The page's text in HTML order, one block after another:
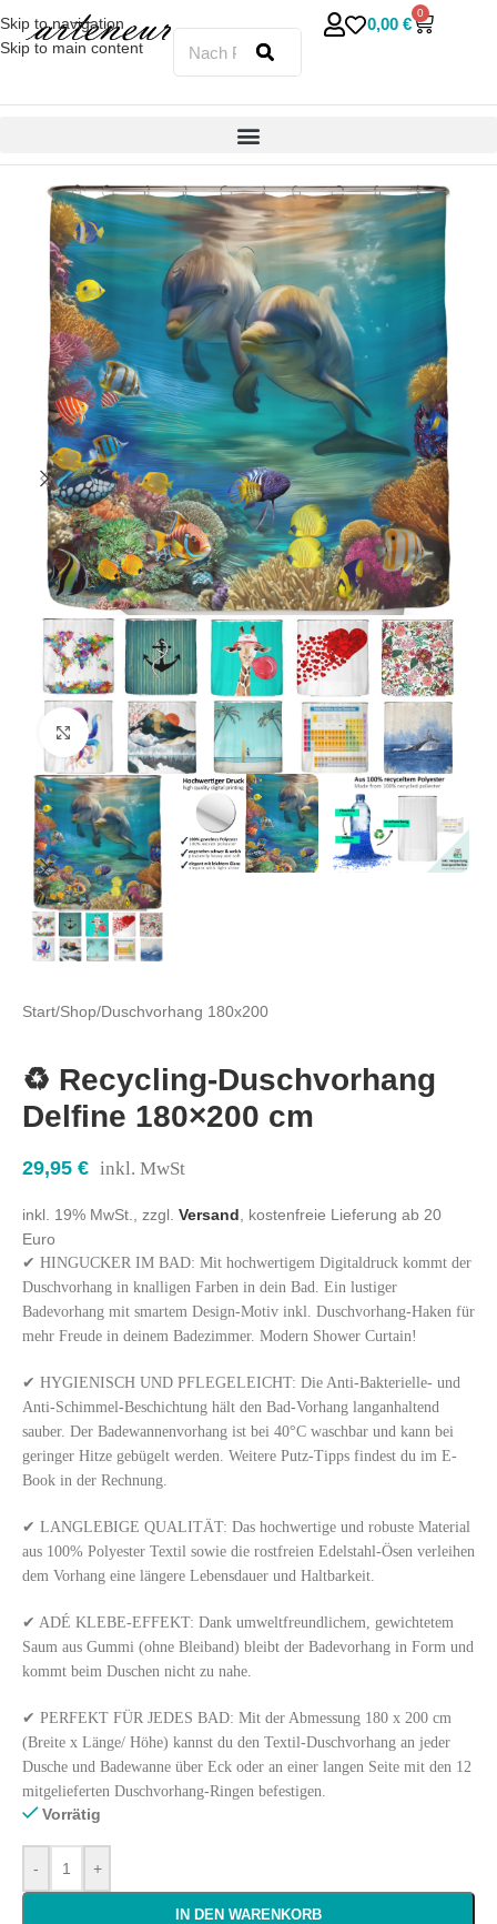
Skip to navigation
Skip to main content
0,00 €
0
Click to enlarge
Start/Shop/Duschvorhang 180x200
♻️ Recycling-Duschvorhang
Delfine 180×200 cm
29,95 € inkl. MwSt
inkl. 19% MwSt., zzgl. Versand , kostenfreie Lieferung ab 20
Euro
✔ HINGUCKER IM BAD: Mit hochwertigem Digitaldruck kommt der
Duschvorhang in knalligen Farben in dein Bad. Ein lustiger
Badevorhang mit smartem Design-Motiv inkl. Duschvorhang-Haken für
mehr Freude in deinem Badezimmer. Modern Shower Curtain!
✔ HYGIENISCH UND PFLEGELEICHT: Die Anti-Bakterielle- und
Anti-Schimmel-Beschichtung hält den Bad-Vorhang langanhaltend
sauber. Der Badewannenvorhang ist bei 40°C waschbar und kann bei
geringer Hitze gebügelt werden. Weitere Putz-Tipps findest du im E-
Book in der Rechnung.
✔ LANGLEBIGE QUALITÄT: Das hochwertige und robuste Material
aus 100% Polyester Textil sowie die rostfreien Edelstahl-Ösen verleihen
dem Vorhang eine längere Lebensdauer und Haltbarkeit.
✔ ADÉ KLEBE-EFFEKT: Dank umweltfreundlichem, gewichtetem
Saum aus Gummi (ohne Bleiband) bleibt der Badevorhang in Form und
kommt beim Duschen nicht zu nahe.
✔ PERFEKT FÜR JEDES BAD: Mit der Abmessung 180 x 200 cm
(Breite x Länge/ Höhe) kannst du den Textil-Duschvorhang an jeder
Dusche und Badewanne über Eck oder an einer langen Seite mit den 12
mitgelieferten Duschvorhang-Ringen befestigen.
Vorrätig
- +
IN DEN WARENKORB